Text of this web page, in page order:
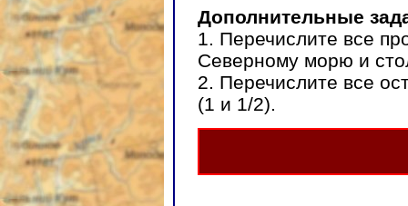
Дополнительные
1. Перечислите все
Северному морю и
2. Перечислите все
(1 и 1/2).